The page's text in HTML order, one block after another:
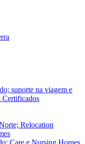
suporte na viagem e
Certificados
Relocation
Care e Nursing Homes